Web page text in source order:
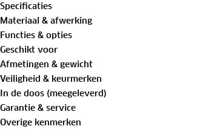
Draadloos en krachtig
Veilig en hygiënisch
Waterbestendig
Inclusief nachtlampje
Waarom kiezen steeds meer ouders voor de
Met deze flessenwarmer geniet je van een
minuten is het flesje op de juiste
4 temperatuurstanden kies je eenvoudig
De brede compatibiliteit dankzij 6 adapters
Specificaties
Materiaal & afwerking
Functies & opties
Geschikt voor
Afmetingen & gewicht
Veiligheid & keurmerken
In de doos (meegeleverd)
Garantie & service
Overige kenmerken